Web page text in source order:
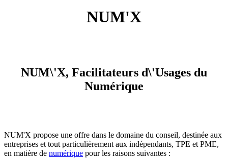
NUM'X
NUM\'X, Facilitateurs d\'Usages du
Numérique
NUM'X propose une offre dans le domaine du conseil, destinée aux
entreprises et tout particulièrement aux indépendants, TPE et PME,
en matière de numérique pour les raisons suivantes :